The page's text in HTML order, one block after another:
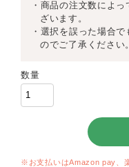
・商品の注文数によ
ざいます。
・選択を誤った場合
のでご了承ください。
数量
※お支払いはAmazon pay、